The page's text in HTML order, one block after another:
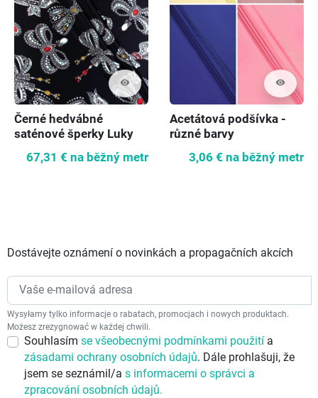
visibility
Černé hedvábné
saténové šperky Luky
67,31 € na běžný metr
visibility
Acetátová podšívka -
různé barvy
3,06 € na běžný metr
Dostávejte oznámení o novinkách a propagačních akcích
Wysyłamy tylko informacje o rabatach, promocjach i nowych produktach.
Możesz zrezygnować w każdej chwili.
Souhlasím se všeobecnými podmínkami použití a
zásadami ochrany osobních údajů. Dále prohlašuji, že
jsem se seznámil/a s informacemi o správci a
zpracování osobních údajů.